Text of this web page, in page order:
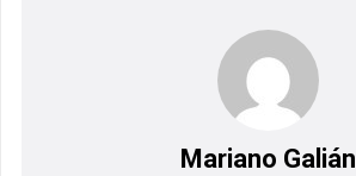
Mariano Galián